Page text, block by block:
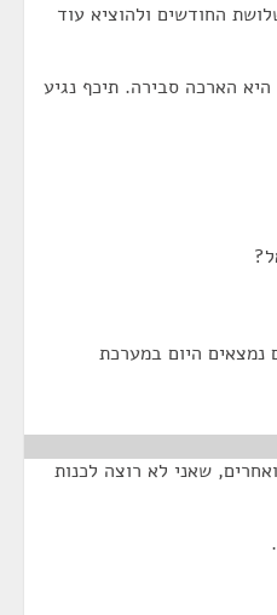
החודשים ולהוציא עוד
הארכה סבירה. תיכף נגיע
אזרחים נמצאים היום במערכת
שאני לא רוצה לכנות